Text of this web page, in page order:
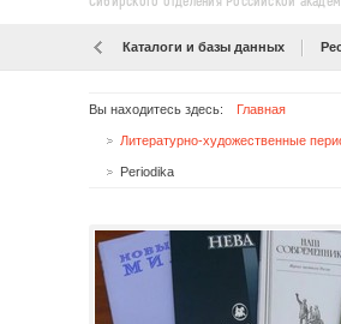
Каталоги и базы данных
Вы находитесь здесь: Главная
Литературно-художественные
Periodika